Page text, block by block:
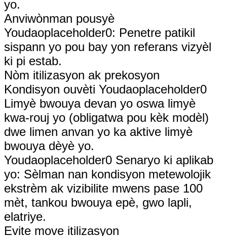
yo.
Anviwònman pousyè
Youdaoplaceholder0: Penetre patikil
sispann yo pou bay yon referans vizyèl
ki pi estab.
Nòm itilizasyon ak prekosyon
Kondisyon ouvèti Youdaoplaceholder0
Limyè bwouya devan yo oswa limyè
kwa-rouj yo (obligatwa pou kèk modèl)
dwe limen anvan yo ka aktive limyè
bwouya dèyè yo.
Youdaoplaceholder0 Senaryo ki aplikab
yo: Sèlman nan kondisyon metewolojik
ekstrèm ak vizibilite mwens pase 100
mèt, tankou bwouya epè, gwo lapli,
elatriye.
Evite move itilizasyon